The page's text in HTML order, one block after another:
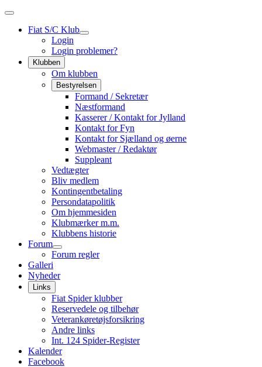
Fiat S/C Klub
Login
Login problemer?
Klubben
Om klubben
Bestyrelsen
Formand / Sekretær
Næstformand
Kasserer / Kontakt for Jylland
Kontakt for Fyn
Kontakt for Sjælland og øerne
Webmaster / Redaktør
Suppleant
Vedtægter
Bliv medlem
Kontingentbetaling
Persondatapolitik
Om hjemmesiden
Klubmærker m.m.
Klubbens historie
Forum
Forum regler
Galleri
Nyheder
Links
Fiat Spider klubber
Reservedele og tilbehør
Veterankøretøjsforsikring
Andre links
Int. 124 Spider-Register
Kalender
Facebook